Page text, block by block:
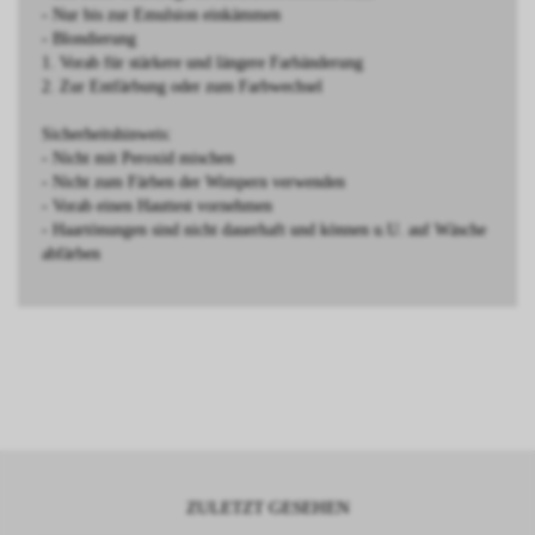
- Nur bis zur Emulsion einkämmen
- Blondierung
1. Vorab für stärkere und längere Farbänderung
2. Zur Entfärbung oder zum Farbwechsel
Sicherheitshinweis:
- Nicht mit Peroxid mischen
- Nicht zum Färben der Wimpern verwenden
- Vorab einen Hauttest vornehmen
- Haartönungen sind nicht dauerhaft und können u.U. auf Wäsche
abfärben
ZULETZT GESEHEN